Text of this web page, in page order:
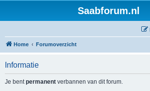
Saabforum.nl
Home Forumoverzicht
Informatie
Je bentpermanent verbannen van dit forum.